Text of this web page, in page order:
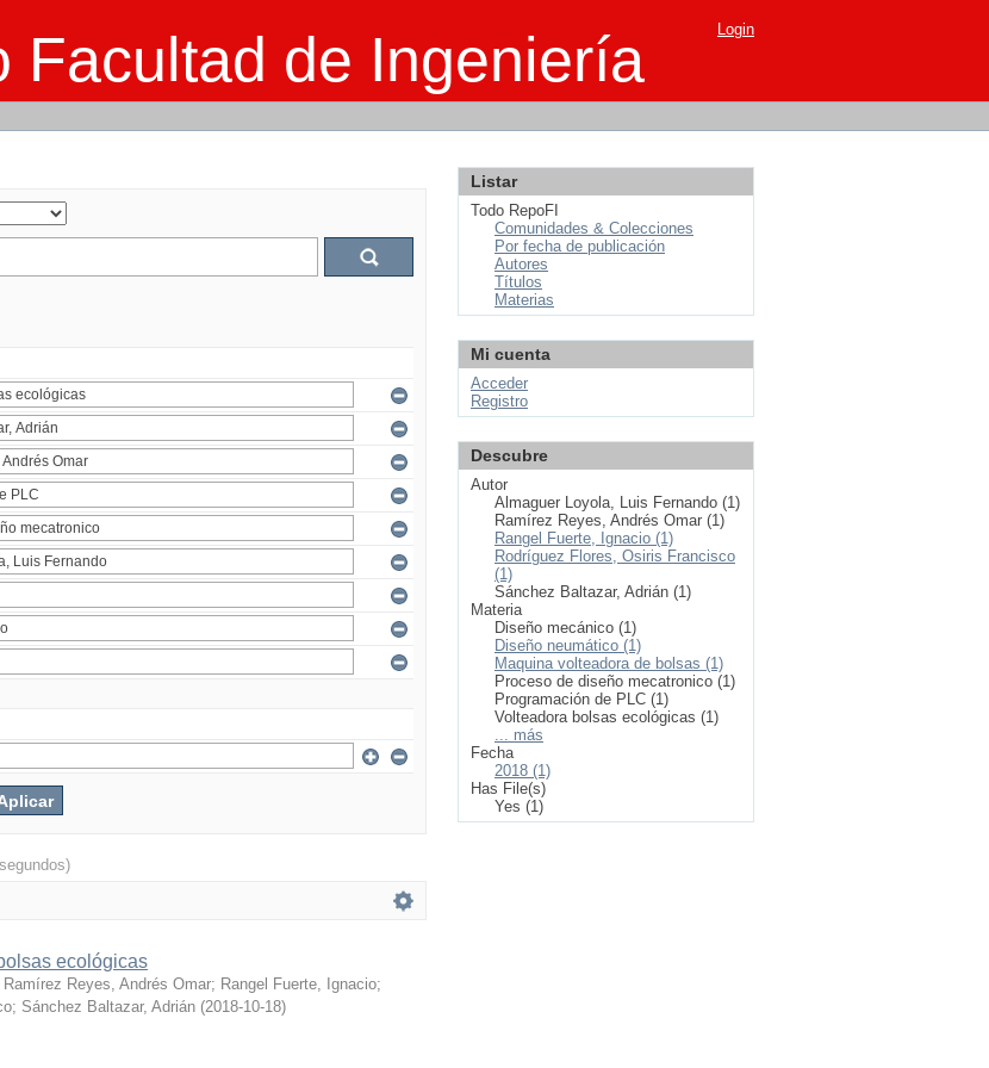
Facultad de Ingeniería Login
ecológicas
Ramírez Reyes, Andrés Omar; Rangel Fuerte, Ignacio;
; Sánchez Baltazar, Adrián (2018-10-18)
Listar
Todo RepoFI
Comunidades & Colecciones
Por fecha de publicación
Autores
Títulos
Materias
Mi cuenta
Acceder
Registro
Descubre
Autor
Almaguer Loyola, Luis Fernando (1)
Ramírez Reyes, Andrés Omar (1)
Rangel Fuerte, Ignacio (1)
Rodríguez Flores, Osiris Francisco
(1)
Sánchez Baltazar, Adrián (1)
Materia
Diseño mecánico (1)
Diseño neumático (1)
Maquina volteadora de bolsas (1)
Proceso de diseño mecatronico (1)
Programación de PLC (1)
Volteadora bolsas ecológicas (1)
... más
Fecha
2018 (1)
Has File(s)
Yes (1)